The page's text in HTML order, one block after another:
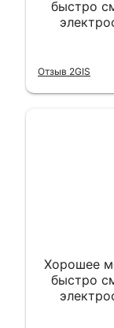
быстро
вышло
Отзыв 2GIS
Хорошее
быстро
вышло